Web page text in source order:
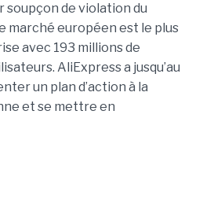
soupçon de violation du
marché européen est le plus
avec 193 millions de
AliExpress a jusqu’au
un plan d’action à la
et se mettre en